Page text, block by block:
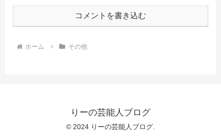
コメントを書き込む
ホーム その他
りーの芸能人ブログ
© 2024 りーの芸能人ブログ.